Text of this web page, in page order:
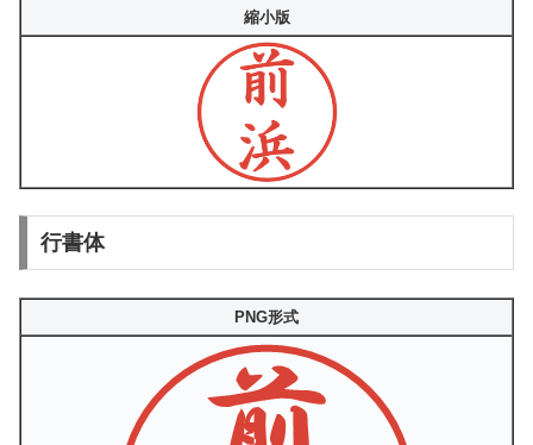
縮小版
行書体
PNG形式